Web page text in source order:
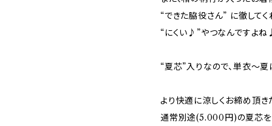
“できた脇役さん” に徹して
“にくい♪”やつなんですよ
“夏芯”入りなので、単衣～夏
より快適に涼しくお締め頂き
通常別途(5.000円)の夏芯